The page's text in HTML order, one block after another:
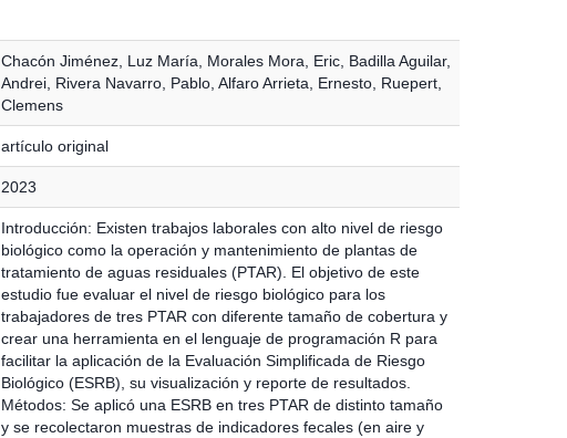
Chacón Jiménez, Luz María Morales Mora, Eric, Badilla Aguilar,
Andrei, Rivera Navarro, Pablo, Alfaro Arrieta, Ernesto, Ruepert,
Clemens
artículo original
2023
Introducción: Existen trabajos laborales con alto nivel de riesgo
biológico como la operación y mantenimiento de plantas de
tratamiento de aguas residuales (PTAR). El objetivo de este
estudio fue evaluar el nivel de riesgo biológico para los
trabajadores de tres PTAR con diferente tamaño de cobertura y
crear una herramienta en el lenguaje de programación R para
facilitar la aplicación de la Evaluación Simplificada de Riesgo
Biológico (ESRB), su visualización y reporte de resultados.
Métodos: Se aplicó una ESRB en tres PTAR de distinto tamaño
y se recolectaron muestras de indicadores fecales (en aire y